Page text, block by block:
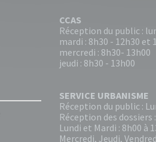
CCAS
Réception du public :
mardi : 8h30 - 12h30 et
mercredi : 8h30- 13h00
jeudi : 8h30 - 13h00
SERVICE URBANISME
Réception du public :
Réception des dossiers :
Lundi et Mardi : 8h00 à
Mercredi, Jeudi,